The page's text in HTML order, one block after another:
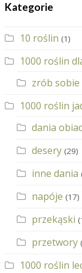
Kategorie
10 roślin (1)
1000 roślin
zrób
1000 roślin
dania
desery (29)
inne dania
napóje (17)
przekąski
przetwory
1000 roślin